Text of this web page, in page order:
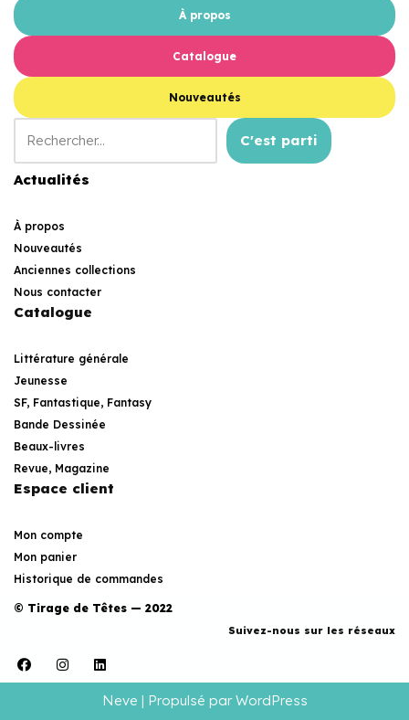
À propos
Catalogue
Nouveautés
C'est parti
Actualités
À propos
Nouveautés
Anciennes collections
Nous contacter
Catalogue
Littérature générale
Jeunesse
SF, Fantastique, Fantasy
Bande Dessinée
Beaux-livres
Revue, Magazine
Espace client
Mon compte
Mon panier
Historique de commandes
© Tirage de Têtes — 2022
Suivez-nous sur les réseaux
Neve | Propulsé par WordPress